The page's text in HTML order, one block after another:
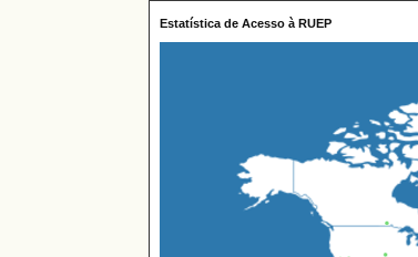
Estatística de Acesso à RUEP